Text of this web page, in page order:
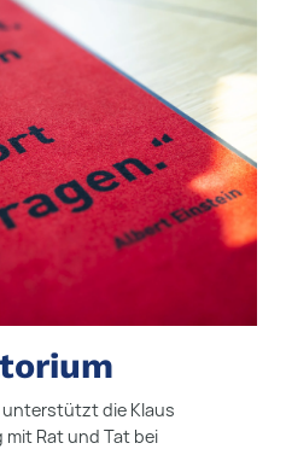
unterstützt die Klaus
Rat und Tat bei